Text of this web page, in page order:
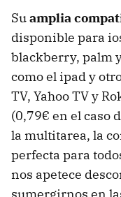
Suamplia
disponible para
blackberry, palm
como el ipad y
TV, Yahoo TV y
(0,79€ en el caso
la multitarea, la
perfecta para
nos apetece
sumergirnos en